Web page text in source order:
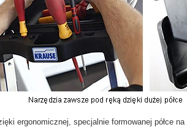
ergonomicznej, specjalnie formowanej półce